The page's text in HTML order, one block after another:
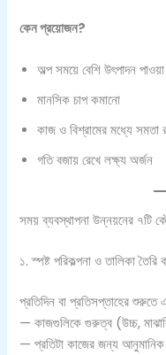
কেন প্রয়োজন?
অল্প সময়ে বেশি উৎপাদন পাওয়া
মানসিক চাপ কমানো
কাজ ও বিশ্রামের মধ্যে সমতা
গতি বজায় রেখে লক্ষ্য অর্জন
সময় ব্যবস্থাপনা উন্নয়নের ৭টি
১. স্পষ্ট পরিকল্পনা ও তালিকা
প্রতিদিন বা প্রতিসপ্তাহের
— কাজগুলিকে গুরুত্ব (উচ্চ,
— প্রতিটা কাজের জন্য আনুমানিক